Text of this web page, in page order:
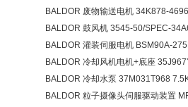
BALDOR 废物输送电机 34K878-
BALDOR 鼓风机 3545-50/SPEC-
BALDOR 灌装伺服电机 BSM90A-
BALDOR 冷却风机电机+底座
BALDOR 冷却水泵 37M031T968
BALDOR 粒子摄像头伺服驱动装置